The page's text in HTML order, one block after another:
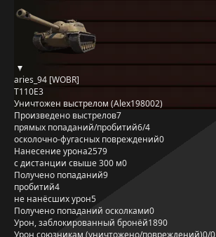
aries_94 [WOBR]
T110E3
Уничтожен выстрелом (Alex198002)
Произведено выстрелов7
прямых попаданий/пробитий6/4
осколочно-фугасных повреждений0
Нанесение урона2579
с дистанции свыше 300 м0
Получено попаданий9
пробитий4
не нанёсших урон5
Получено попаданий осколками0
Урон, заблокированный бронёй1890
Урон союзникам (уничтожено/повреждений)0/0